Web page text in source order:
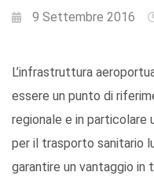
9 Settembre 2016
L’infrastruttura
essere un punto di
regionale e in particolare
per il trasporto sanitario
garantire un vantaggio in